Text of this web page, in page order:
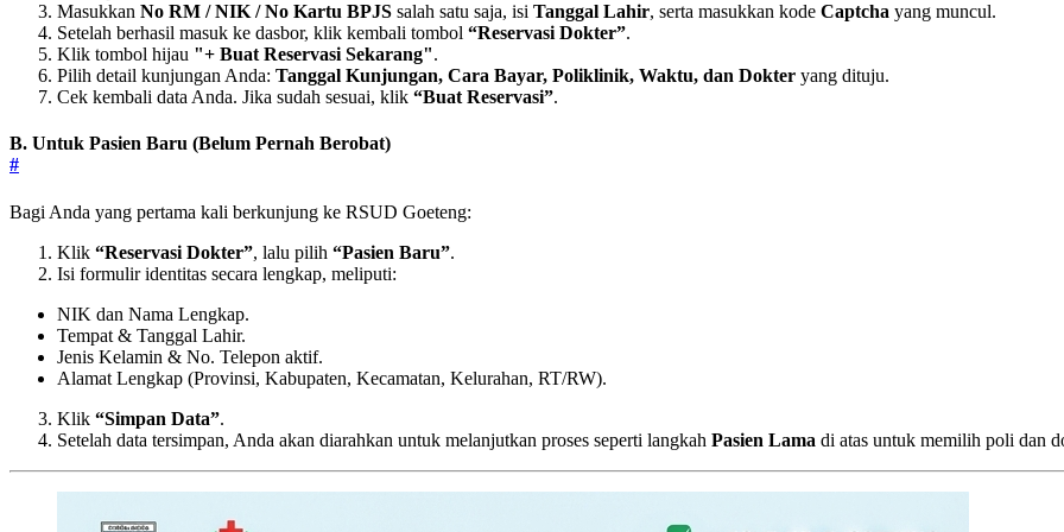
Masukkan No RM / NIK / No Kartu BPJS salah satu saja, isi Tanggal Lahir, serta masukkan kode Captcha yang muncul.
Setelah berhasil masuk ke dasbor, klik kembali tombol “Reservasi Dokter”.
Klik tombol hijau "+ Buat Reservasi Sekarang".
Pilih detail kunjungan Anda: Tanggal Kunjungan, Cara Bayar, Poliklinik, Waktu, dan Dokter yang dituju.
Cek kembali data Anda. Jika sudah sesuai, klik “Buat Reservasi”.
B. Untuk Pasien Baru (Belum Pernah Berobat)
#
Bagi Anda yang pertama kali berkunjung ke RSUD Goeteng:
Klik “Reservasi Dokter”, lalu pilih “Pasien Baru”.
Isi formulir identitas secara lengkap, meliputi:
NIK dan Nama Lengkap.
Tempat & Tanggal Lahir.
Jenis Kelamin & No. Telepon aktif.
Alamat Lengkap (Provinsi, Kabupaten, Kecamatan, Kelurahan, RT/RW).
Klik “Simpan Data”.
Setelah data tersimpan, Anda akan diarahkan untuk melanjutkan proses seperti langkah Pasien Lama di atas untuk memilih poli dan